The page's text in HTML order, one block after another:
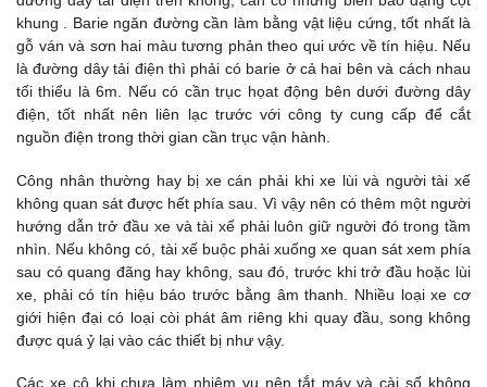
khung . Barie ngăn đường cần làm bằng vật liệu cứng, tốt nhất là
gỗ ván và sơn hai màu tương phản theo qui ước về tín hiệu. Nếu
là đường dây tải điện thì phải có barie ở cả hai bên và cách nhau
tối thiểu là 6m. Nếu có cần trục họat động bên dưới đường dây
điện, tốt nhất nên liên lạc trước với công ty cung cấp để cắt
nguồn điện trong thời gian cần trục vận hành.
Công nhân thường hay bị xe cán phải khi xe lùi và người tài xế
không quan sát được hết phía sau. Vì vậy nên có thêm một người
hướng dẫn trở đầu xe và tài xế phải luôn giữ người đó trong tầm
nhìn. Nếu không có, tài xế buộc phải xuống xe quan sát xem phía
sau có quang đãng hay không, sau đó, trước khi trở đầu hoặc lùi
xe, phải có tín hiệu báo trước bằng âm thanh. Nhiều loại xe cơ
giới hiện đại có loại còi phát âm riêng khi quay đầu, song không
được quá ỷ lại vào các thiết bị như vậy.
Các xe cộ khi chưa làm nhiệm vụ nên tắt máy và cài số không